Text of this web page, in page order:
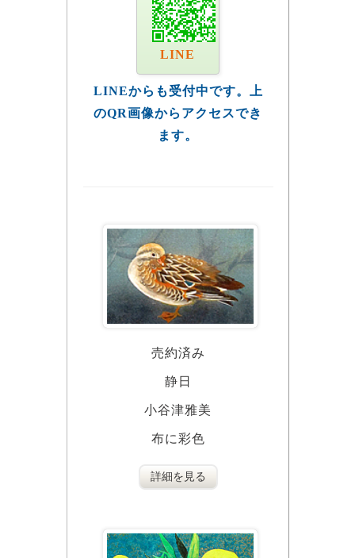
LINE
LINEからも受付中です。上
のQR画像からアクセスでき
ます。
売約済み
静日
小谷津雅美
布に彩色
詳細を見る